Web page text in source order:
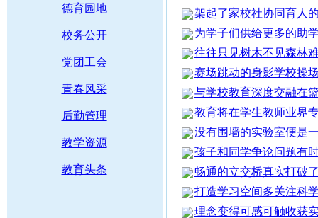
德育园地
校务公开
党团工会
青春风采
后勤管理
教学资源
教育头条
架起了家校社协同育人
为学子们供给更多的助
往往只见树木不见森林
赛场跳动的身影学校操
与学校教育深度交融在
教育将在学生教师业界
没有围墙的实验室便是
孩子和同学争论问题有
畅通的立交桥真实打破
打造学习空间多关注科
理念变得可感可触收获